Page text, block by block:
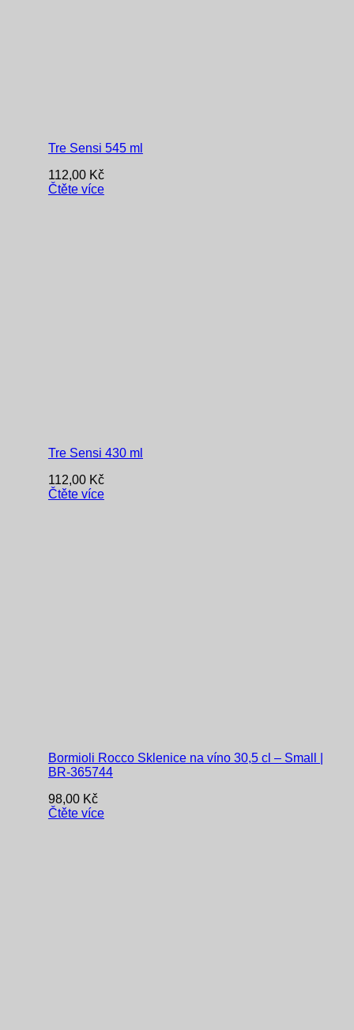
Tre Sensi 545 ml
112,00 Kč
Čtěte více
Tre Sensi 430 ml
112,00 Kč
Čtěte více
Bormioli Rocco Sklenice na víno 30,5 cl – Small |
BR-365744
98,00 Kč
Čtěte více